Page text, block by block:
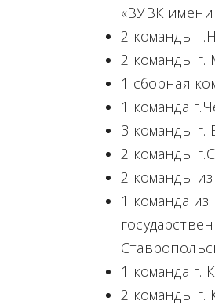
«ВУВК имени
2 команды
2 команды
1 сборная
1 команда
3 команды
2 команды
2 команды
1 команда
1 команда
2 команды г.